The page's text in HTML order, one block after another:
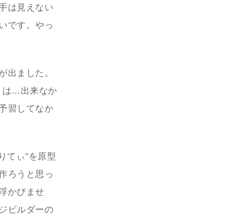
は見えない
です。やっ
出ました。
は…出来なか
習してなか
てぃ”を原型
ろうと思っ
かびませ
ビルダーの